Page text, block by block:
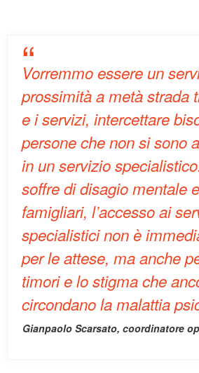
Vorremmo essere un
prossimità a metà strada
e i servizi, intercettare
persone che non si sono
in un servizio
soffre di disagio mentale
famigliari, l’accesso ai
specialistici non è
per le attese, ma anche
timori e lo stigma che
circondano la malattia
Gianpaolo Scarsato, coordinatore